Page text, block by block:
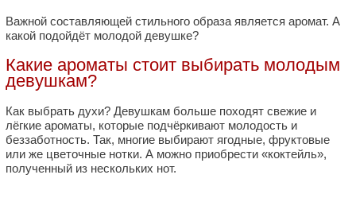
Важной составляющей стильного образа является аромат. А
какой подойдёт молодой девушке?
Какие ароматы стоит выбирать молодым
девушкам?
Как выбрать духи? Девушкам больше походят свежие и
лёгкие ароматы, которые подчёркивают молодость и
беззаботность. Так, многие выбирают ягодные, фруктовые
или же цветочные нотки. А можно приобрести «коктейль»,
полученный из нескольких нот.